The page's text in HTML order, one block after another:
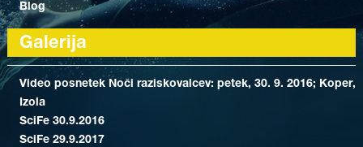
Blog
Galerija
Video posnetek Noči raziskovalcev: petek, 30. 9. 2016; Koper,
Izola
SciFe 30.9.2016
SciFe 29.9.2017